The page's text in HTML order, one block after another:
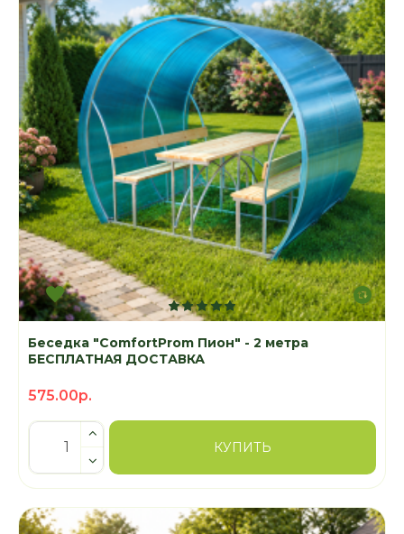
Беседка "ComfortProm Пион" - 2 метра
БЕСПЛАТНАЯ ДОСТАВКА
575.00р.
КУПИТЬ